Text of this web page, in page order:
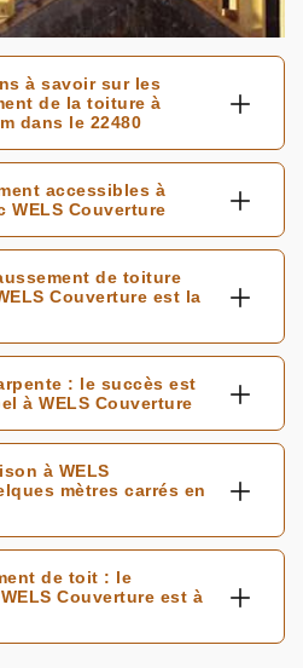
à savoir sur les
de la toiture à
dans le 22480
accessibles à
Couverture
de toiture
Couverture est la
: le succès est
à WELS Couverture
à WELS
mètres carrés en
de toit : le
Couverture est à